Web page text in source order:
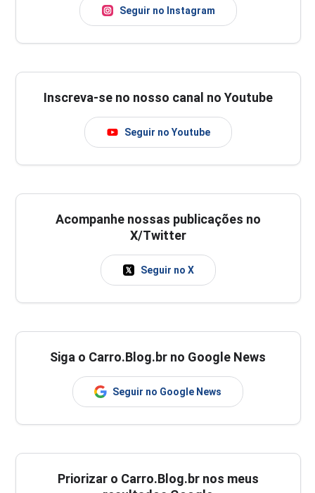
Seguir no Instagram
Inscreva-se no nosso canal no Youtube
Seguir no Youtube
Acompanhe nossas publicações no
X/Twitter
Seguir no X
Siga o Carro.Blog.br no Google News
Seguir no Google News
Priorizar o Carro.Blog.br nos meus